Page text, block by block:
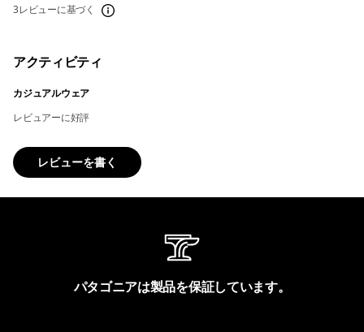
3レビューに基づく
アクティビティ
カジュアルウェア
レビュアーに好評
レビューを書く
パタゴニアは製品を保証しています。